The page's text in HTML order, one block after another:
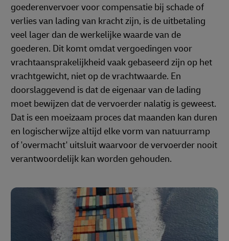
goederenvervoer voor compensatie bij schade of
verlies van lading van kracht zijn, is de uitbetaling
veel lager dan de werkelijke waarde van de
goederen. Dit komt omdat vergoedingen voor
vrachtaansprakelijkheid vaak gebaseerd zijn op het
vrachtgewicht, niet op de vrachtwaarde. En
doorslaggevend is dat de eigenaar van de lading
moet bewijzen dat de vervoerder nalatig is geweest.
Dat is een moeizaam proces dat maanden kan duren
en logischerwijze altijd elke vorm van natuurramp
of 'overmacht' uitsluit waarvoor de vervoerder nooit
verantwoordelijk kan worden gehouden.